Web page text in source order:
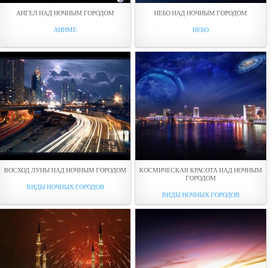
АНГЕЛ НАД НОЧНЫМ ГОРОДОМ
АНИМЕ
НЕБО НАД НОЧНЫМ ГОРОДОМ
НЕБО
ВОСХОД ЛУНЫ НАД НОЧНЫМ ГОРОДОМ
ВИДЫ НОЧНЫХ ГОРОДОВ
КОСМИЧЕСКАЯ КРАСОТА НАД НОЧНЫМ
ГОРОДОМ
ВИДЫ НОЧНЫХ ГОРОДОВ